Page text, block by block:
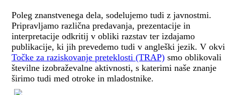
Poleg znanstvenega dela, sodelujemo tudi z javnostmi.
Pripravljamo različna predavanja, prezentacije in
interpretacije odkritij v obliki razstav ter izdajamo
publikacije, ki jih prevedemo tudi v angleški jezik. V
Točke za raziskovanje preteklosti (TRAP) smo oblikovali
številne izobraževalne aktivnosti, s katerimi naše znanje
širimo tudi med otroke in mladostnike.